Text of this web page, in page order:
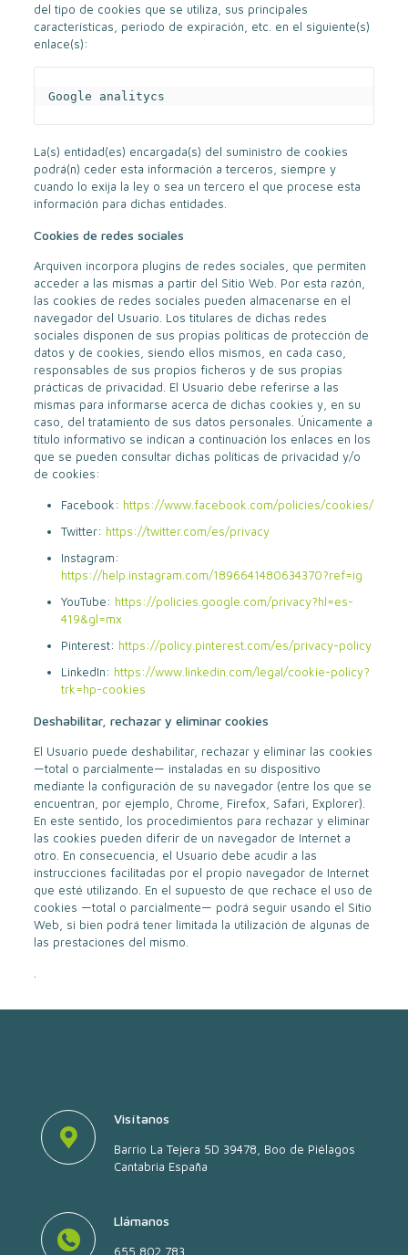
del tipo de cookies que se utiliza, sus principales
características, periodo de expiración, etc. en el siguiente(s)
enlace(s):
Google analitycs
La(s) entidad(es) encargada(s) del suministro de cookies
podrá(n) ceder esta información a terceros, siempre y
cuando lo exija la ley o sea un tercero el que procese esta
información para dichas entidades.
Cookies de redes sociales
Arquiven incorpora plugins de redes sociales, que permiten
acceder a las mismas a partir del Sitio Web. Por esta razón,
las cookies de redes sociales pueden almacenarse en el
navegador del Usuario. Los titulares de dichas redes
sociales disponen de sus propias políticas de protección de
datos y de cookies, siendo ellos mismos, en cada caso,
responsables de sus propios ficheros y de sus propias
prácticas de privacidad. El Usuario debe referirse a las
mismas para informarse acerca de dichas cookies y, en su
caso, del tratamiento de sus datos personales. Únicamente a
título informativo se indican a continuación los enlaces en los
que se pueden consultar dichas políticas de privacidad y/o
de cookies:
Facebook: https://www.facebook.com/policies/cookies/
Twitter: https://twitter.com/es/privacy
Instagram:
https://help.instagram.com/1896641480634370?ref=ig
YouTube: https://policies.google.com/privacy?hl=es-
419&gl=mx
Pinterest: https://policy.pinterest.com/es/privacy-policy
LinkedIn: https://www.linkedin.com/legal/cookie-policy?
trk=hp-cookies
Deshabilitar, rechazar y eliminar cookies
El Usuario puede deshabilitar, rechazar y eliminar las cookies
—total o parcialmente— instaladas en su dispositivo
mediante la configuración de su navegador (entre los que se
encuentran, por ejemplo, Chrome, Firefox, Safari, Explorer).
En este sentido, los procedimientos para rechazar y eliminar
las cookies pueden diferir de un navegador de Internet a
otro. En consecuencia, el Usuario debe acudir a las
instrucciones facilitadas por el propio navegador de Internet
que esté utilizando. En el supuesto de que rechace el uso de
cookies —total o parcialmente— podrá seguir usando el Sitio
Web, si bien podrá tener limitada la utilización de algunas de
las prestaciones del mismo.
Visítanos
Barrio La Tejera 5D 39478, Boo de Piélagos
Cantabria España
Llámanos
655 802 783